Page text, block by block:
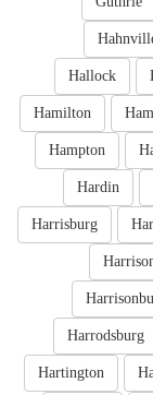
Hallock
Hamilton
Hampton
Hardin
Harrisburg
Harrodsburg
Hartington